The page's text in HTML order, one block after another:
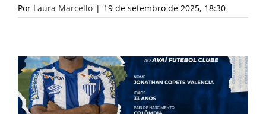
Por Laura Marcello | 19 de setembro de 2025, 18:30